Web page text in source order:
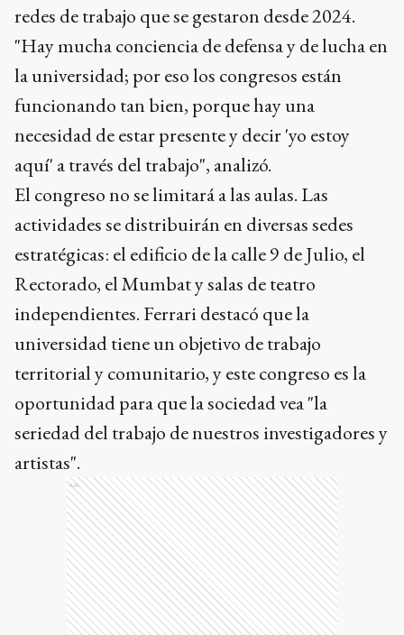
redes de trabajo que se gestaron desde 2024.
"Hay mucha conciencia de defensa y de lucha en
la universidad; por eso los congresos están
funcionando tan bien, porque hay una
necesidad de estar presente y decir 'yo estoy
aquí' a través del trabajo", analizó.
El congreso no se limitará a las aulas. Las
actividades se distribuirán en diversas sedes
estratégicas: el edificio de la calle 9 de Julio, el
Rectorado, el Mumbat y salas de teatro
independientes. Ferrari destacó que la
universidad tiene un objetivo de trabajo
territorial y comunitario, y este congreso es la
oportunidad para que la sociedad vea "la
seriedad del trabajo de nuestros investigadores y
artistas".
Ads